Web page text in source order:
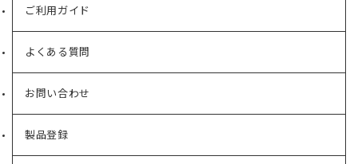
ご利用ガイド
よくある質問
お問い合わせ
製品登録